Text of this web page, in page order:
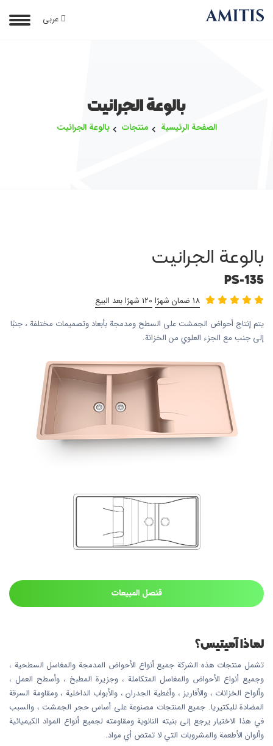
عربی
بالوعة الجرانيت
الصفحة الرئيسية منتجات بالوعة الجرانيت
بالوعة الجرانيت
PS-135
18 ضمان شهرًا
120 شهرًا بعد البيع
يتم إنتاج أحواض الجمشت على السطح ومدمجة بأبعاد وتصميمات مختلفة ، جنبًا
إلى جنب مع الجزء العلوي من الخزانة.
قنصل المبيعات
لماذا آميتيس؟
تشمل منتجات هذه الشركة جميع أنواع الأحواض المدمجة والمغاسل السطحية ،
وجميع أنواع الأحواض والمغاسل المتكاملة ، وجزيرة المطبخ ، وأسطح العمل ،
وألواح الخزانات ، والأفاريز ، وأغطية الجدران ، والأبواب الداخلية ، ومقاومة السرقة
المضادة للبكتيريا. جميع المنتجات مصنوعة على أساس حجر الجمشت ، والسبب
في هذا الاختيار يرجع إلى بنيته النانوية ومقاومته لجميع أنواع المواد الكيميائية
وألوان الأطعمة والمشروبات التي لا تمتص أي مواد.